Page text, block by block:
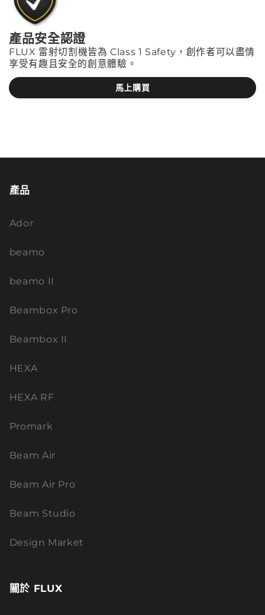
產品安全認證
FLUX 雷射切割機皆為 Class 1 Safety，創作者可以盡情
享受有趣且安全的創意體驗。
馬上購買
產品
Ador
beamo
beamo II
Beambox Pro
Beambox II
HEXA
HEXA RF
Promark
Beam Air
Beam Air Pro
Beam Studio
Design Market
關於 FLUX